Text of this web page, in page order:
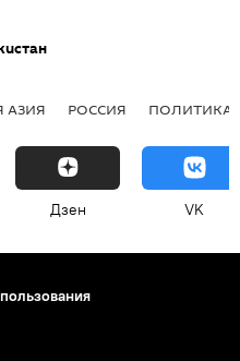
АЗИЯ РОССИЯ ПОЛИТИКА
Дзен VK